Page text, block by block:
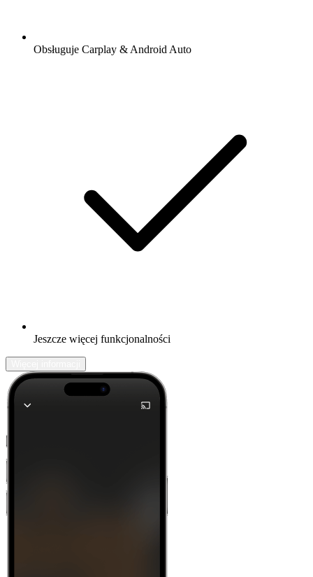
Obsługuje Carplay & Android Auto
Jeszcze więcej funkcjonalności